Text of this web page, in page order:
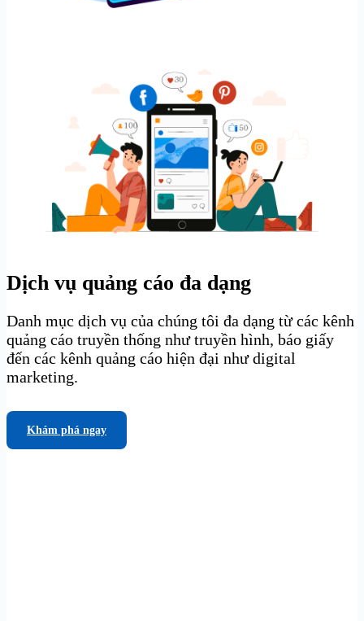
Dịch vụ quảng cáo đa dạng
Danh mục dịch vụ của chúng tôi đa dạng từ các kênh
quảng cáo truyền thống như truyền hình, báo giấy
đến các kênh quảng cáo hiện đại như digital
marketing.
Khám phá ngay